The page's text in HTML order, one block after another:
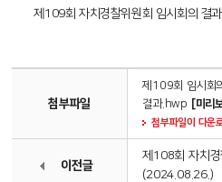
제109회 자치경찰위원회 임시회의 결
첨부파일
제109회 임시회
결과.hwp [미리
첨부파일이 다운
이전글
제108회 자치
(2024.08.26.)